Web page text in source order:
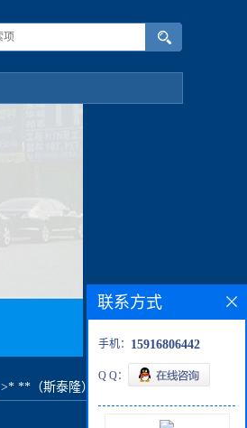
>* **（斯泰隆） 8600原料价格
联系方式
手机： 15916806442
Q Q：